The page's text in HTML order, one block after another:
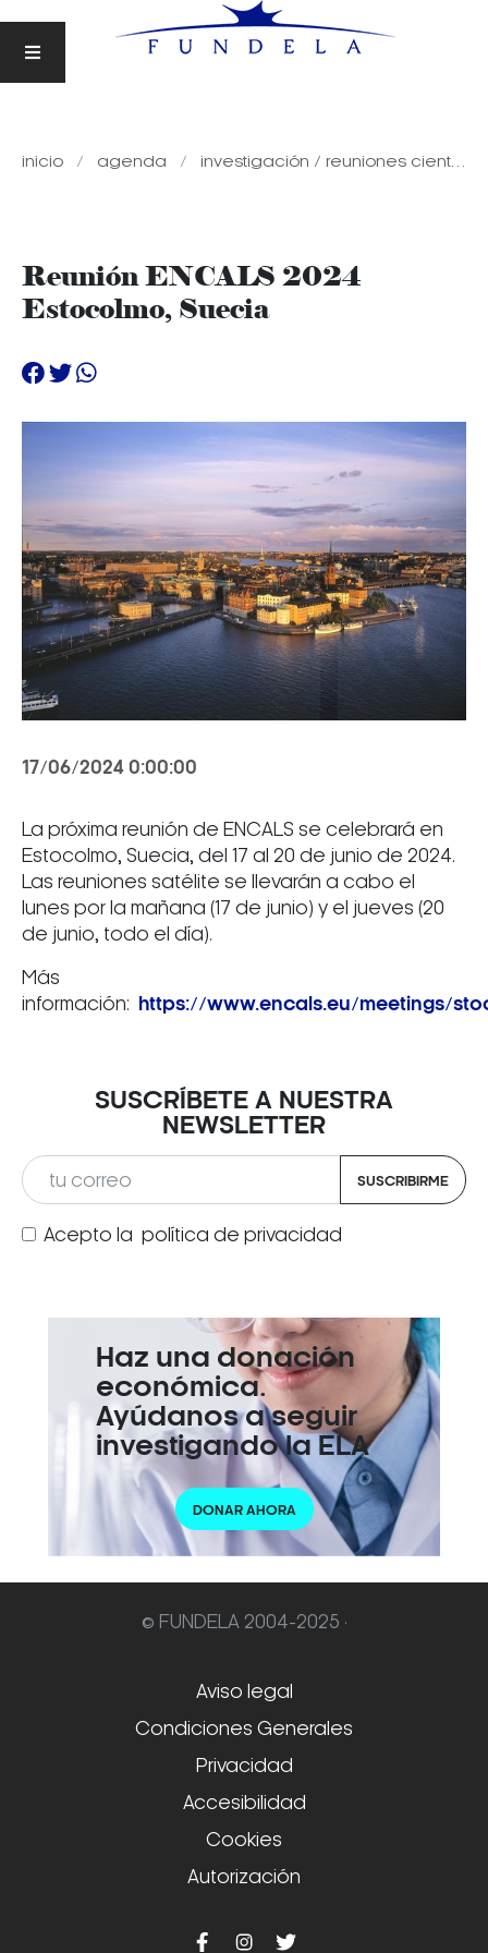
inicio agenda investigación / reuniones científicas
Reunión ENCALS 2024
Estocolmo, Suecia
17/06/2024 0:00:00
La próxima reunión de ENCALS se celebrará en
Estocolmo, Suecia, del 17 al 20 de junio de 2024.
Las reuniones satélite se llevarán a cabo el
lunes por la mañana (17 de junio) y el jueves (20
de junio, todo el día).
Más
información:
https://www.encals.eu/meetings/
SUSCRÍBETE A NUESTRA
NEWSLETTER
SUSCRIBIRME
Acepto la política de privacidad
Haz una donación
económica.
Ayúdanos a seguir
investigando la ELA
DONAR AHORA
© FUNDELA 2004-2025 ·
Aviso legal
Condiciones Generales
Privacidad
Accesibilidad
Cookies
Autorización